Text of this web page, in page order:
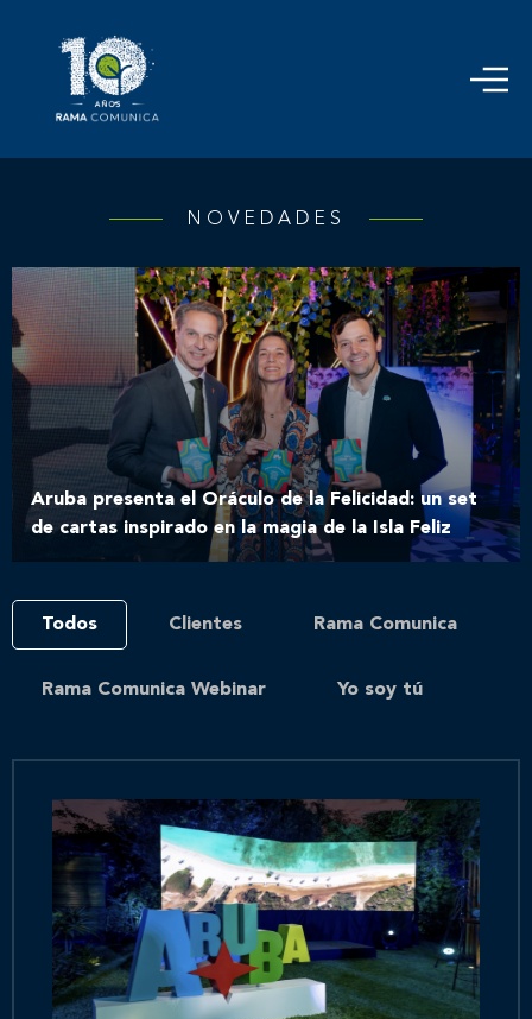
NOVEDADES
Aruba presenta el Oráculo de la Felicidad: un set
de cartas inspirado en la magia de la Isla Feliz
Todos Clientes Rama Comunica
Rama Comunica Webinar Yo soy tú